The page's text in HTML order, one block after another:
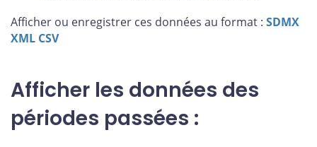
Afficher ou enregistrer ces données au format : SDMX
XML CSV
Afficher les données des
périodes passées :